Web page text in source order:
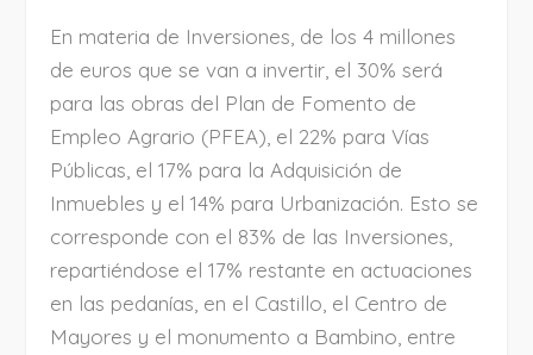
En materia de Inversiones, de los 4 millones
de euros que se van a invertir, el 30% será
para las obras del Plan de Fomento de
Empleo Agrario (PFEA), el 22% para Vías
Públicas, el 17% para la Adquisición de
Inmuebles y el 14% para Urbanización. Esto se
corresponde con el 83% de las Inversiones,
repartiéndose el 17% restante en actuaciones
en las pedanías, en el Castillo, el Centro de
Mayores y el monumento a Bambino, entre